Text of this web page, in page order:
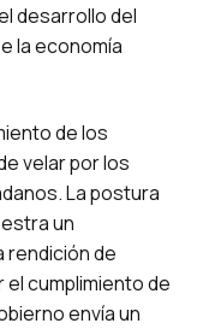
desarrollo del
la economía
de los
velar por los
La postura
un
rendición de
el cumplimiento de
envía un